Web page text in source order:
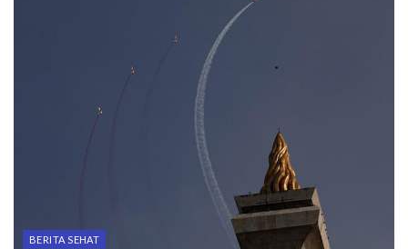
BERITA SEHAT